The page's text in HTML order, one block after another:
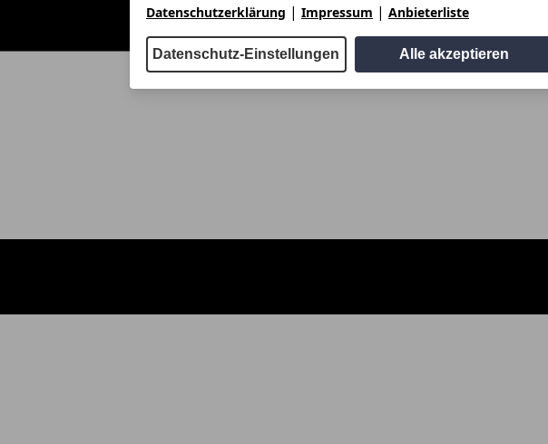
Datenschutzerklärung | Impressum | Anbieterliste
Datenschutz-Einstellungen Alle akzeptieren